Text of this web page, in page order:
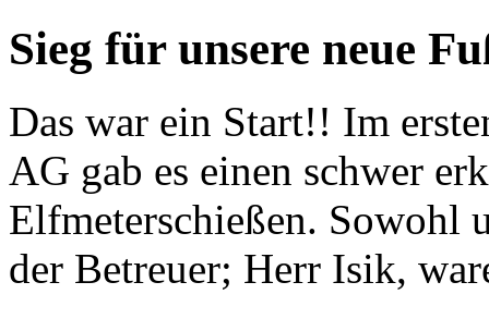
Sieg für unsere neue
Das war ein Start!! Im
AG gab es einen schwer
Elfmeterschießen. Sowohl
der Betreuer; Herr Isik,